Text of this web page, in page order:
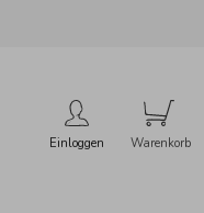
Einloggen